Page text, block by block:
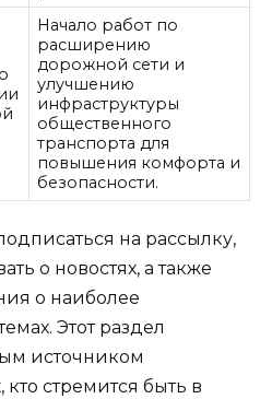
Начало работ по
расширению
дорожной сети и
улучшению
инфраструктуры
общественного
транспорта для
повышения комфорта и
безопасности.
на рассылку,
о новостях, а также
о наиболее
Этот раздел
источником
стремится быть в